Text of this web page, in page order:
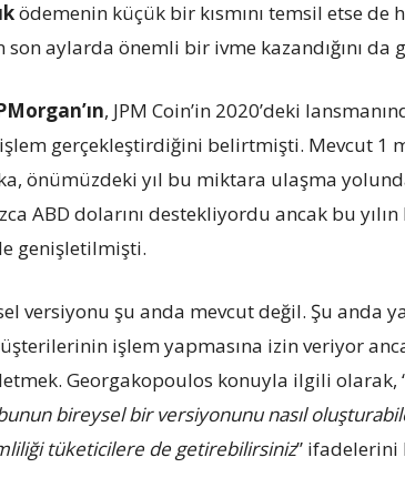
ödemenin küçük bir kısmını temsil etse de
son aylarda önemli bir ivme kazandığını da
, JPM Coin’in 2020’deki
gerçekleştirdiğini belirtmişti. Mevcut 1
önümüzdeki yıl bu miktara ulaşma
ABD dolarını destekliyordu ancak bu
genişletilmişti.
versiyonu şu anda mevcut değil. Şu anda
işlem yapmasına izin veriyor
Georgakopoulos konuyla ilgili olarak,
bireysel bir versiyonunu nasıl
tüketicilere de getirebilirsiniz” ifadelerini